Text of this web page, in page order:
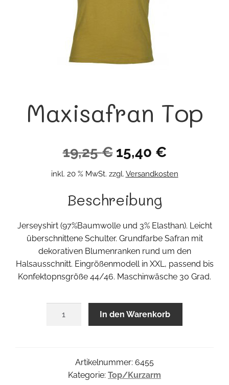
Maxisafran Top
19,25€ Ursprünglicher
Preis
19,25 €
15,40 €Aktueller
Preis
inkl. 20 % MwSt. zzgl. Versandkosten
Beschreibung
Jerseyshirt (97%Baumwolle und 3% Elasthan). Leicht
überschnittene Schulter. Grundfarbe Safran mit
dekorativen Blumenranken rund um den
Halsausschnitt. Eingrößenmodell in XXL, passend bis
Konfektopnsgröße 44/46. Maschinwäsche 30 Grad.
In den Warenkorb
Artikelnummer: 6455
Kategorie: Top/Kurzarm